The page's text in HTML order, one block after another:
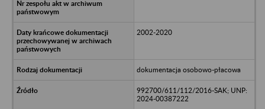
2002-2020
dokumentacja osobowo-płacowa
992700/611/112/2016-SAK; UNP:
2024-00387222